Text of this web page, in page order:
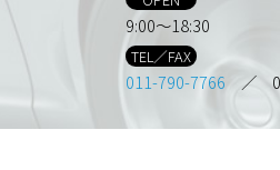
9:00～18:30
TEL／FAX
011-790-7766 ／